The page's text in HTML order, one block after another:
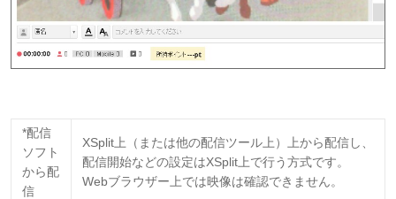
*配信
ソフト
から配
信
XSplit上（または他の配信ツール上）上から配信し、
配信開始などの設定はXSplit上で行う方式です。
Webブラウザー上では映像は確認できません。